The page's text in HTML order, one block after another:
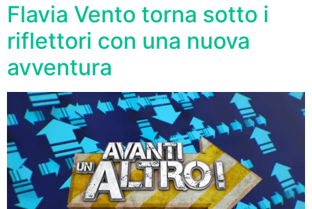
Flavia Vento torna sotto i
riflettori con una nuova
avventura